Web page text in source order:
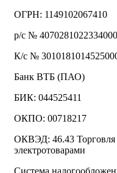
ОГРН: 1149102067410
р/с №
К/с №
Банк ВТБ (ПАО)
БИК: 044525411
ОКПО: 00718217
ОКВЭД: 46.43 Торговля
электротоварами
Система